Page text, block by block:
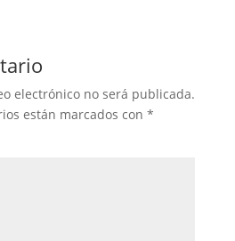
electrónico no será publicada.
están marcados con *